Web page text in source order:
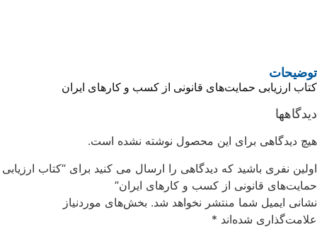
توضیحات
کتاب ارزیابی حمایت‌های قانونی از کسب و کارهای ایران
دیدگاهها
هیچ دیدگاهی برای این محصول نوشته نشده است.
اولین نفری باشید که دیدگاهی را ارسال می کنید برای “کتاب ارزیابی
حمایت‌های قانونی از کسب و کارهای ایران”
نشانی ایمیل شما منتشر نخواهد شد. بخش‌های موردنیاز
علامت‌گذاری شده‌اند *